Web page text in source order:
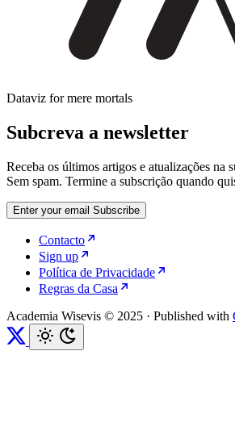
Dataviz for mere mortals
Subcreva a newsletter
Receba os últimos artigos e atualizações na
Sem spam. Termine a subscrição quando
Enter your email Subscribe
Contacto
Sign up
Política de Privacidade
Regras da Casa
Academia Wisevis © 2025 · Published with